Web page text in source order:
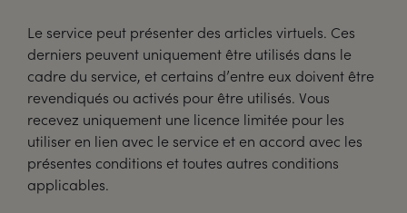
Le service peut présenter des articles virtuels. Ces
derniers peuvent uniquement être utilisés dans le
cadre du service, et certains d’entre eux doivent être
revendiqués ou activés pour être utilisés. Vous
recevez uniquement une licence limitée pour les
utiliser en lien avec le service et en accord avec les
présentes conditions et toutes autres conditions
applicables.